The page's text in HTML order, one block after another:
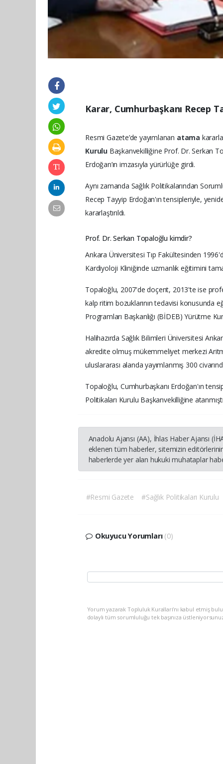
Karar, Cumhurbaşkanı Recep
Resmi Gazete’de yayımlanan atama
Kurulu Başkanvekilliğine Prof. Dr. Serkan
Erdoğan’ın imzasıyla yürürlüğe girdi.
Aynı zamanda Sağlık Politikalarından
Recep Tayyip Erdoğan'ın tensipleriyle,
kararlaştırıldı.
Prof. Dr. Serkan Topaloğlu kimdir?
Ankara Üniversitesi Tıp Fakültesinden
Kardiyoloji Kliniğinde uzmanlık eğitimini
Topaloğlu, 2007'de doçent, 2013'te ise
kalp ritim bozuklarının tedavisi konusunda
Programları Başkanlığı (BİDEB) Yürütme
Halihazırda Sağlık Bilimleri Üniversitesi
akredite olmuş mükemmeliyet merkezi
uluslararası alanda yayımlanmış 300
Topaloğlu, Cumhurbaşkanı Erdoğan'ın
Politikaları Kurulu Başkanvekilliğine
Anadolu Ajansı (AA), İhlas Haber Ajansı
eklenen tüm haberler, sitemizin
haberlerde yer alan hukuki muhataplar
#Resmi Gazete #Sağlık Politikaları Kurulu
Okuyucu Yorumları (0)
Yorum yazarak Topluluk Kuralları’nı kabul etmiş
dolaylı tüm sorumluluğu tek başınıza